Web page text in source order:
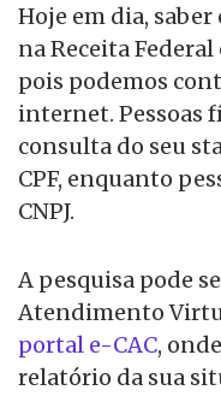
Hoje em dia,
na Receita
pois podemos
internet. Pessoas
consulta do seu
CPF, enquanto
CNPJ.
A pesquisa pode
Atendimento
portal e-CAC,
relatório da sua